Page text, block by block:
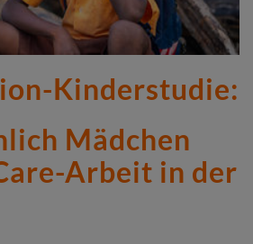
Kinderstudie:
Mädchen
Arbeit in der